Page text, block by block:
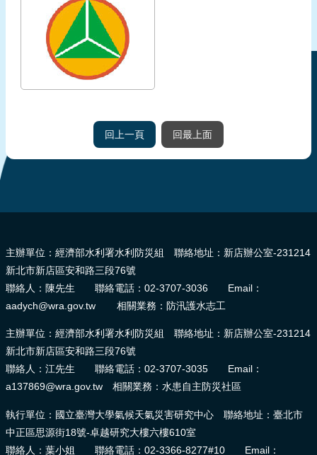
回上一頁 回最上面
主辦單位：經濟部水利署水利防災組 聯絡地址：新店辦公室-231214
新北市新店區安和路三段76號
聯絡人：陳先生 聯絡電話：02-3707-3036 Email：
aadych@wra.gov.tw 相關業務：防汛護水志工
主辦單位：經濟部水利署水利防災組 聯絡地址：新店辦公室-231214
新北市新店區安和路三段76號
聯絡人：江先生 聯絡電話：02-3707-3035 Email：
a137869@wra.gov.tw 相關業務：水患自主防災社區
執行單位：國立臺灣大學氣候天氣災害研究中心 聯絡地址：臺北市
中正區思源街18號-卓越研究大樓六樓610室
聯絡人：葉小姐 聯絡電話：02-3366-8277#10 Email：